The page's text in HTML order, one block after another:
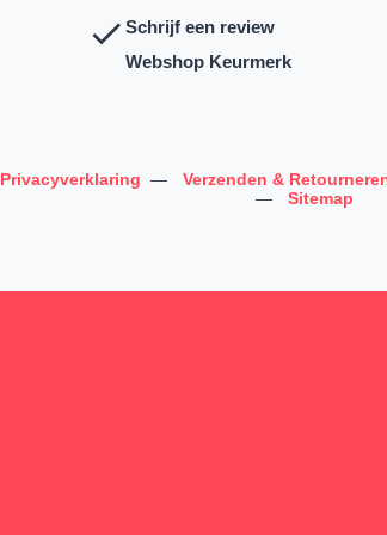
Schrijf een review
Webshop Keurmerk
Privacyverklaring — Verzenden &
—
Sitemap